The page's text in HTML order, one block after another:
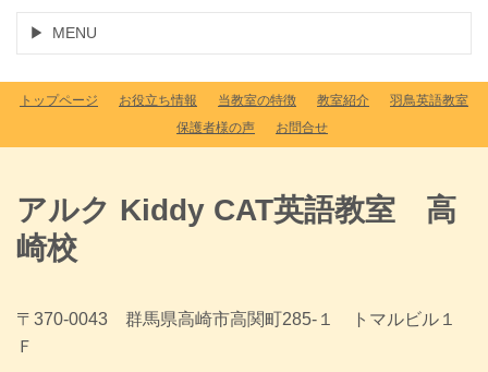
MENU
トップページ お役立ち情報 当教室の特徴 教室紹介
羽鳥英語教室
保護者様の声
お問合せ
アルク Kiddy CAT英語教室 高
崎校
〒370-0043 群馬県高崎市高関町285-１ トマルビル１
Ｆ